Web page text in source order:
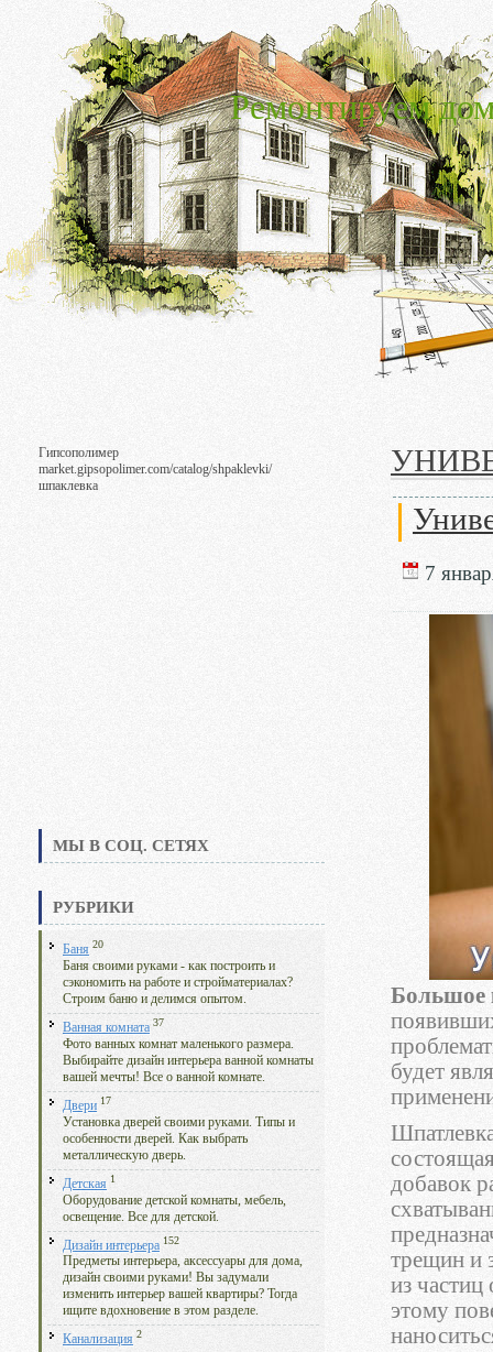
Ремонтируем
Гипсополимер
market.gipsopolimer.com/catalog/shpaklevki/
шпаклевка
МЫ В СОЦ. СЕТЯХ
РУБРИКИ
Баня 20
Баня своими руками - как построить и
сэкономить на работе и стройматериалах?
Строим баню и делимся опытом.
Ванная комната 37
Фото ванных комнат маленького размера.
Выбирайте дизайн интерьера ванной комнаты
вашей мечты! Все о ванной комнате.
Двери 17
Установка дверей своими руками. Типы и
особенности дверей. Как выбрать
металлическую дверь.
Детская 1
Оборудование детской комнаты, мебель,
освещение. Все для детской.
Дизайн интерьера 152
Предметы интерьера, аксессуары для дома,
дизайн своими руками! Вы задумали
изменить интерьер вашей квартиры? Тогда
ищите вдохновение в этом разделе.
Канализация 2
7
Большое
будет
добавок
трещин и
из
этому